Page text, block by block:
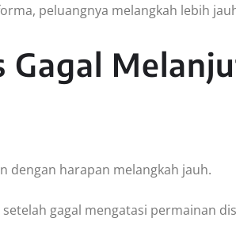
peluangnya melangkah lebih
Gagal
dengan harapan melangkah jauh.
gagal mengatasi permainan